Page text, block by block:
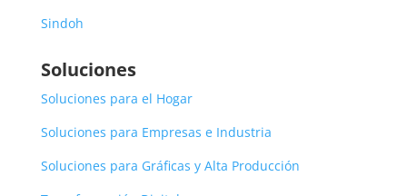
Sindoh
Soluciones
Soluciones para el Hogar
Soluciones para Empresas e Industria
Soluciones para Gráficas y Alta Producción